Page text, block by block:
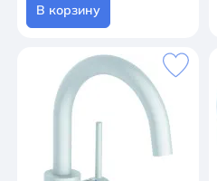
В корзину